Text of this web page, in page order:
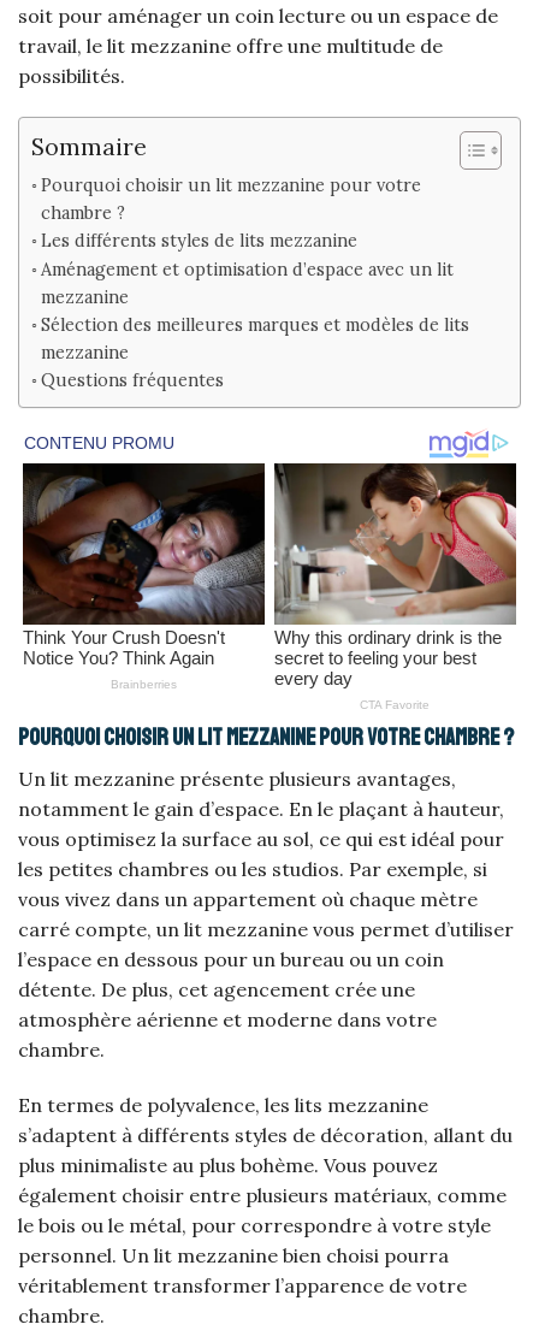
soit pour aménager un coin lecture ou un espace de
travail, le lit mezzanine offre une multitude de
possibilités.
Sommaire
Pourquoi choisir un lit mezzanine pour votre
chambre ?
Les différents styles de lits mezzanine
Aménagement et optimisation d’espace avec un lit
mezzanine
Sélection des meilleures marques et modèles de lits
mezzanine
Questions fréquentes
Pourquoi choisir un lit mezzanine pour votre chambre ?
Un lit mezzanine présente plusieurs avantages,
notamment le gain d’espace. En le plaçant à hauteur,
vous optimisez la surface au sol, ce qui est idéal pour
les petites chambres ou les studios. Par exemple, si
vous vivez dans un appartement où chaque mètre
carré compte, un lit mezzanine vous permet d’utiliser
l’espace en dessous pour un bureau ou un coin
détente. De plus, cet agencement crée une
atmosphère aérienne et moderne dans votre
chambre.
En termes de polyvalence, les lits mezzanine
s’adaptent à différents styles de décoration, allant du
plus minimaliste au plus bohème. Vous pouvez
également choisir entre plusieurs matériaux, comme
le bois ou le métal, pour correspondre à votre style
personnel. Un lit mezzanine bien choisi pourra
véritablement transformer l’apparence de votre
chambre.